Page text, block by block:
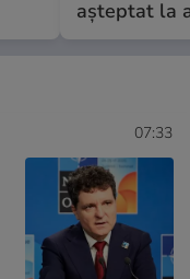
așteptat la
07:33